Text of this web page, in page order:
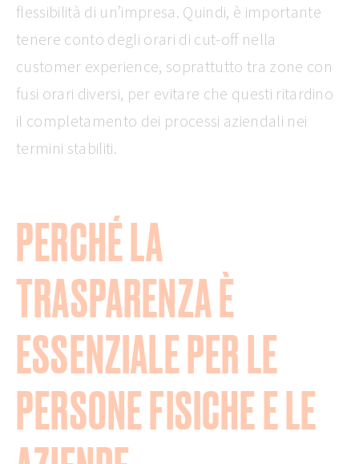
flessibilità di un’impresa. Quindi, è importante
tenere conto degli orari di cut-off nella
customer experience, soprattutto tra zone con
fusi orari diversi, per evitare che questi ritardino
il completamento dei processi aziendali nei
termini stabiliti.
PERCHÉ LA
TRASPARENZA È
ESSENZIALE PER LE
PERSONE FISICHE E LE